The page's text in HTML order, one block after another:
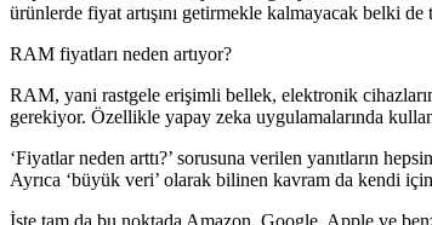
ürünlerde fiyat artışını getirmekle kalmayacak belki de
RAM fiyatları neden artıyor?
RAM, yani rastgele erişimli bellek, elektronik cihazların
gerekiyor. Özellikle yapay zeka uygulamalarında
‘Fiyatlar neden arttı?’ sorusuna verilen yanıtların
Ayrıca ‘büyük veri’ olarak bilinen kavram da kendi
İşte tam da bu noktada Amazon, Google, Apple ve